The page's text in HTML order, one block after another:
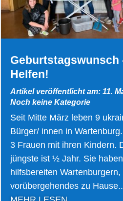
Geburtstagswunsch
Helfen!
Artikel veröffentlicht am: 11.
Noch keine Kategorie
Seit Mitte März leben 9
Bürger/ innen in
3 Frauen mit ihren Kindern.
jüngste ist ½ Jahr. Sie
hilfsbereiten Wartenburgern,
vorübergehendes zu